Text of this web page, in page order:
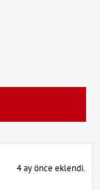
4 ay önce eklendi.